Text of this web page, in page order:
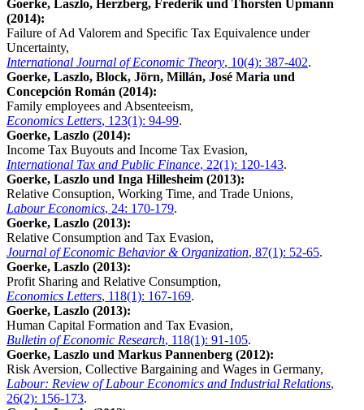
Goerke, Laszlo, Herzberg, Frederik und Thorsten Upmann
(2014):
Failure of Ad Valorem and Specific Tax Equivalence under
Uncertainty,
International Journal of Economic Theory, 10(4): 387-402.
Goerke, Laszlo, Block, Jörn, Millán, José Maria und
Concepción Román (2014):
Family employees and Absenteeism,
Economics Letters, 123(1): 94-99.
Goerke, Laszlo (2014):
Income Tax Buyouts and Income Tax Evasion,
International Tax and Public Finance, 22(1): 120-143.
Goerke, Laszlo und Inga Hillesheim (2013):
Relative Consuption, Working Time, and Trade Unions,
Labour Economics, 24: 170-179.
Goerke, Laszlo (2013):
Relative Consumption and Tax Evasion,
Journal of Economic Behavior & Organization, 87(1): 52-65.
Goerke, Laszlo (2013):
Profit Sharing and Relative Consumption,
Economics Letters, 118(1): 167-169.
Goerke, Laszlo (2013):
Human Capital Formation and Tax Evasion,
Bulletin of Economic Research, 118(1): 91-105.
Goerke, Laszlo und Markus Pannenberg (2012):
Risk Aversion, Collective Bargaining and Wages in Germany,
Labour: Review of Labour Economics and Industrial Relations,
26(2): 156-173.